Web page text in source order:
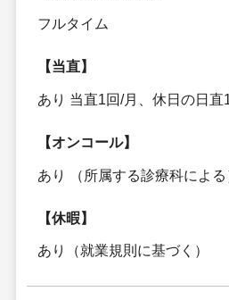
フルタイム
【当直】
あり 当直1回/月、休日の日直
【オンコール】
あり （所属する診療科による
【休暇】
あり（就業規則に基づく）